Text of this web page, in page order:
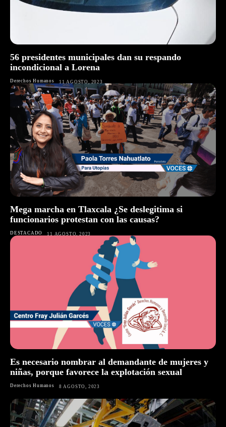
56 presidentes municipales dan su respando
incondicional a Lorena
Derechos Humanos 11 AGOSTO, 2023
Mega marcha en Tlaxcala ¿Se deslegitima si
funcionarios protestan con las causas?
DESTACADO 11 AGOSTO, 2023
Es necesario nombrar al demandante de mujeres y
niñas, porque favorece la explotación sexual
Derechos Humanos 8 AGOSTO, 2023